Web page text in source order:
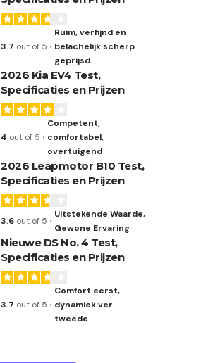
3.7 out of 5
Ruim, verfijnd en
belachelijk scherp
geprijsd.
2026 Kia EV4 Test,
Specificaties en Prijzen
4 out of 5
Competent,
comfortabel,
overtuigend
2026 Leapmotor B10 Test,
Specificaties en Prijzen
3.6 out of 5
Uitstekende Waarde,
Gewone Ervaring
Nieuwe DS No. 4 Test,
Specificaties en Prijzen
3.7 out of 5
Comfort eerst,
dynamiek ver
tweede